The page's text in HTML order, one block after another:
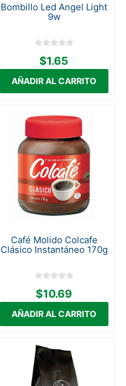
Bombillo Led Angel Light
9w
$1.65
Café Molido Colcafe
Clásico Instantáneo 170g
$10.69